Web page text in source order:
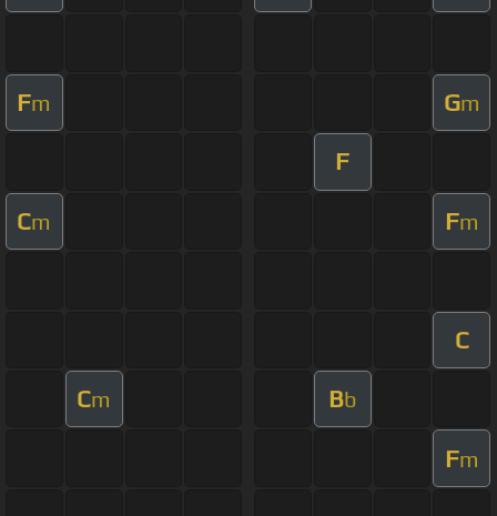
Fm Gm
F
Cm Fm
C
Cm Bb
Fm